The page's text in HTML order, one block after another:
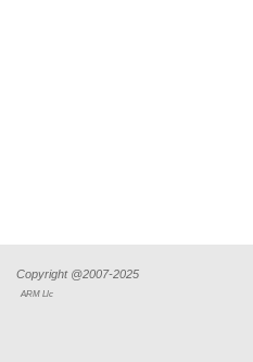
Copyright @2007-2025
ARM Llc